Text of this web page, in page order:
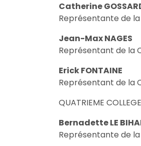
Catherine
Représentante de
Jean-Max NAGES
Représentant de la
Erick FONTAINE
Représentant de la
QUATRIEME COLLEGE
Bernadette LE
Représentante de la